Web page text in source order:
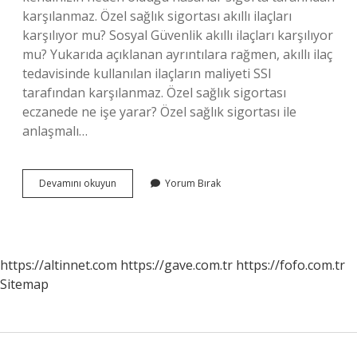
karşılanmaz. Özel sağlık sigortası akıllı ilaçları
karşılıyor mu? Sosyal Güvenlik akıllı ilaçları karşılıyor
mu? Yukarıda açıklanan ayrıntılara rağmen, akıllı ilaç
tedavisinde kullanılan ilaçların maliyeti SSI
tarafından karşılanmaz. Özel sağlık sigortası
eczanede ne işe yarar? Özel sağlık sigortası ile
anlaşmalı…
Devamını okuyun Tamamlayıcı
Sağlık
Yorum Bırak
https://altinnet.com https://gave.com.tr https://fofo.com.tr
Sitemap